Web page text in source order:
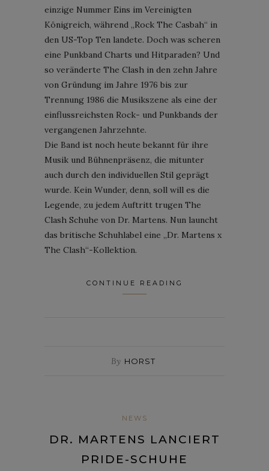
einzige Nummer Eins im Vereinigten
Königreich, während „Rock The Casbah“ in
den US-Top Ten landete. Doch was scheren
eine Punkband Charts und Hitparaden? Und
so veränderte The Clash in den zehn Jahre
von Gründung im Jahre 1976 bis zur
Trennung 1986 die Musikszene als eine der
einflussreichsten Rock- und Punkbands der
vergangenen Jahrzehnte.
Die Band ist noch heute bekannt für ihre
Musik und Bühnenpräsenz, die mitunter
auch durch den individuellen Stil geprägt
wurde. Kein Wunder, denn, soll will es die
Legende, zu jedem Auftritt trugen The
Clash Schuhe von Dr. Martens. Nun launcht
das britische Schuhlabel eine „Dr. Martens x
The Clash“-Kollektion.
CONTINUE READING
By HORST
NEWS
DR. MARTENS LANCIERT
PRIDE-SCHUHE